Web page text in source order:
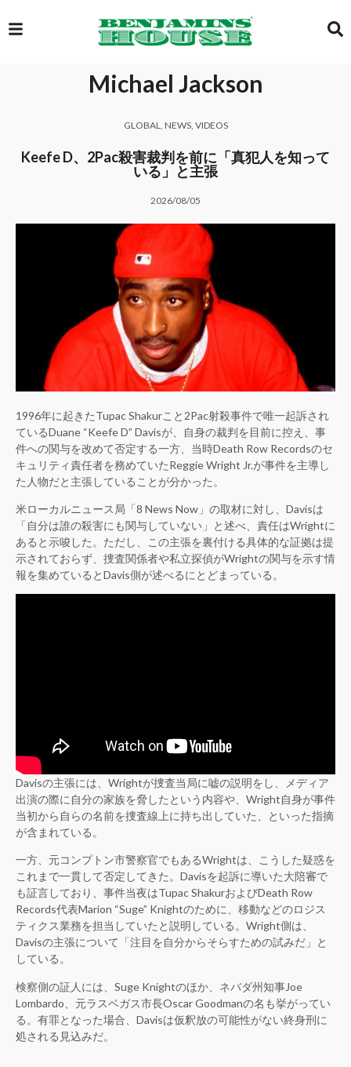
EXCLUSIVE
GLOBAL
GALLERY
LOGIN
Michael Jackson
GLOBAL NEWS, VIDEOS
Keefe D、2Pac殺害裁判を前に「真犯人を知って
いる」と主張
2026/08/05
1996年に起きたTupac Shakurこと2Pac射殺事件で唯一起訴され
ているDuane “Keefe D” Davisが、自身の裁判を目前に控え、事
件への関与を改めて否定する一方、当時Death Row Recordsのセ
キュリティ責任者を務めていたReggie Wright Jr.が事件を主導し
た人物だと主張していることが分かった。
米ローカルニュース局「8 News Now」の取材に対し、Davisは
「自分は誰の殺害にも関与していない」と述べ、責任はWrightに
あると示唆した。ただし、この主張を裏付ける具体的な証拠は提
示されておらず、捜査関係者や私立探偵がWrightの関与を示す情
報を集めているとDavis側が述べるにとどまっている。
Davisの主張には、Wrightが捜査当局に嘘の説明をし、メディア
出演の際に自分の家族を脅したという内容や、Wright自身が事件
当初から自らの名前を捜査線上に持ち出していた、といった指摘
が含まれている。
一方、元コンプトン市警察官でもあるWrightは、こうした疑惑を
これまで一貫して否定してきた。Davisを起訴に導いた大陪審で
も証言しており、事件当夜はTupac ShakurおよびDeath Row
Records代表Marion “Suge” Knightのために、移動などのロジス
ティクス業務を担当していたと説明している。Wright側は、
Davisの主張について「注目を自分からそらすための試みだ」と
している。
検察側の証人には、Suge Knightのほか、ネバダ州知事Joe
Lombardo、元ラスベガス市長Oscar Goodmanの名も挙がってい
る。有罪となった場合、Davisは仮釈放の可能性がない終身刑に
処される見込みだ。